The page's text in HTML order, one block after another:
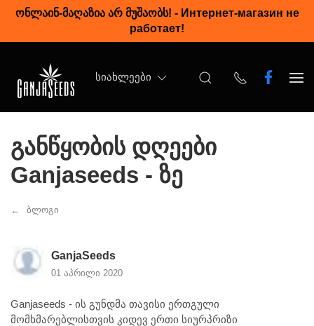
ონლაინ-მაღაზია არ მუშაობს! - Интернет-магазин не
работает!
ᲡᲘᲐᲮᲚᲔᲔᲑᲘ
განწყობის დღეები
Ganjaseeds - ზე
ბლოგი
GanjaSeeds
01 აპრილი 2020
Ganjaseeds - ის გუნდმა თავისი ერთგული
მომხმარებლისთვის კიდევ ერთი სიურპრიზი